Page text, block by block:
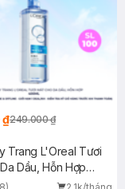
₫249.000 ₫
Trang L'Oreal Tươi
Dầu, Hỗn Hợp